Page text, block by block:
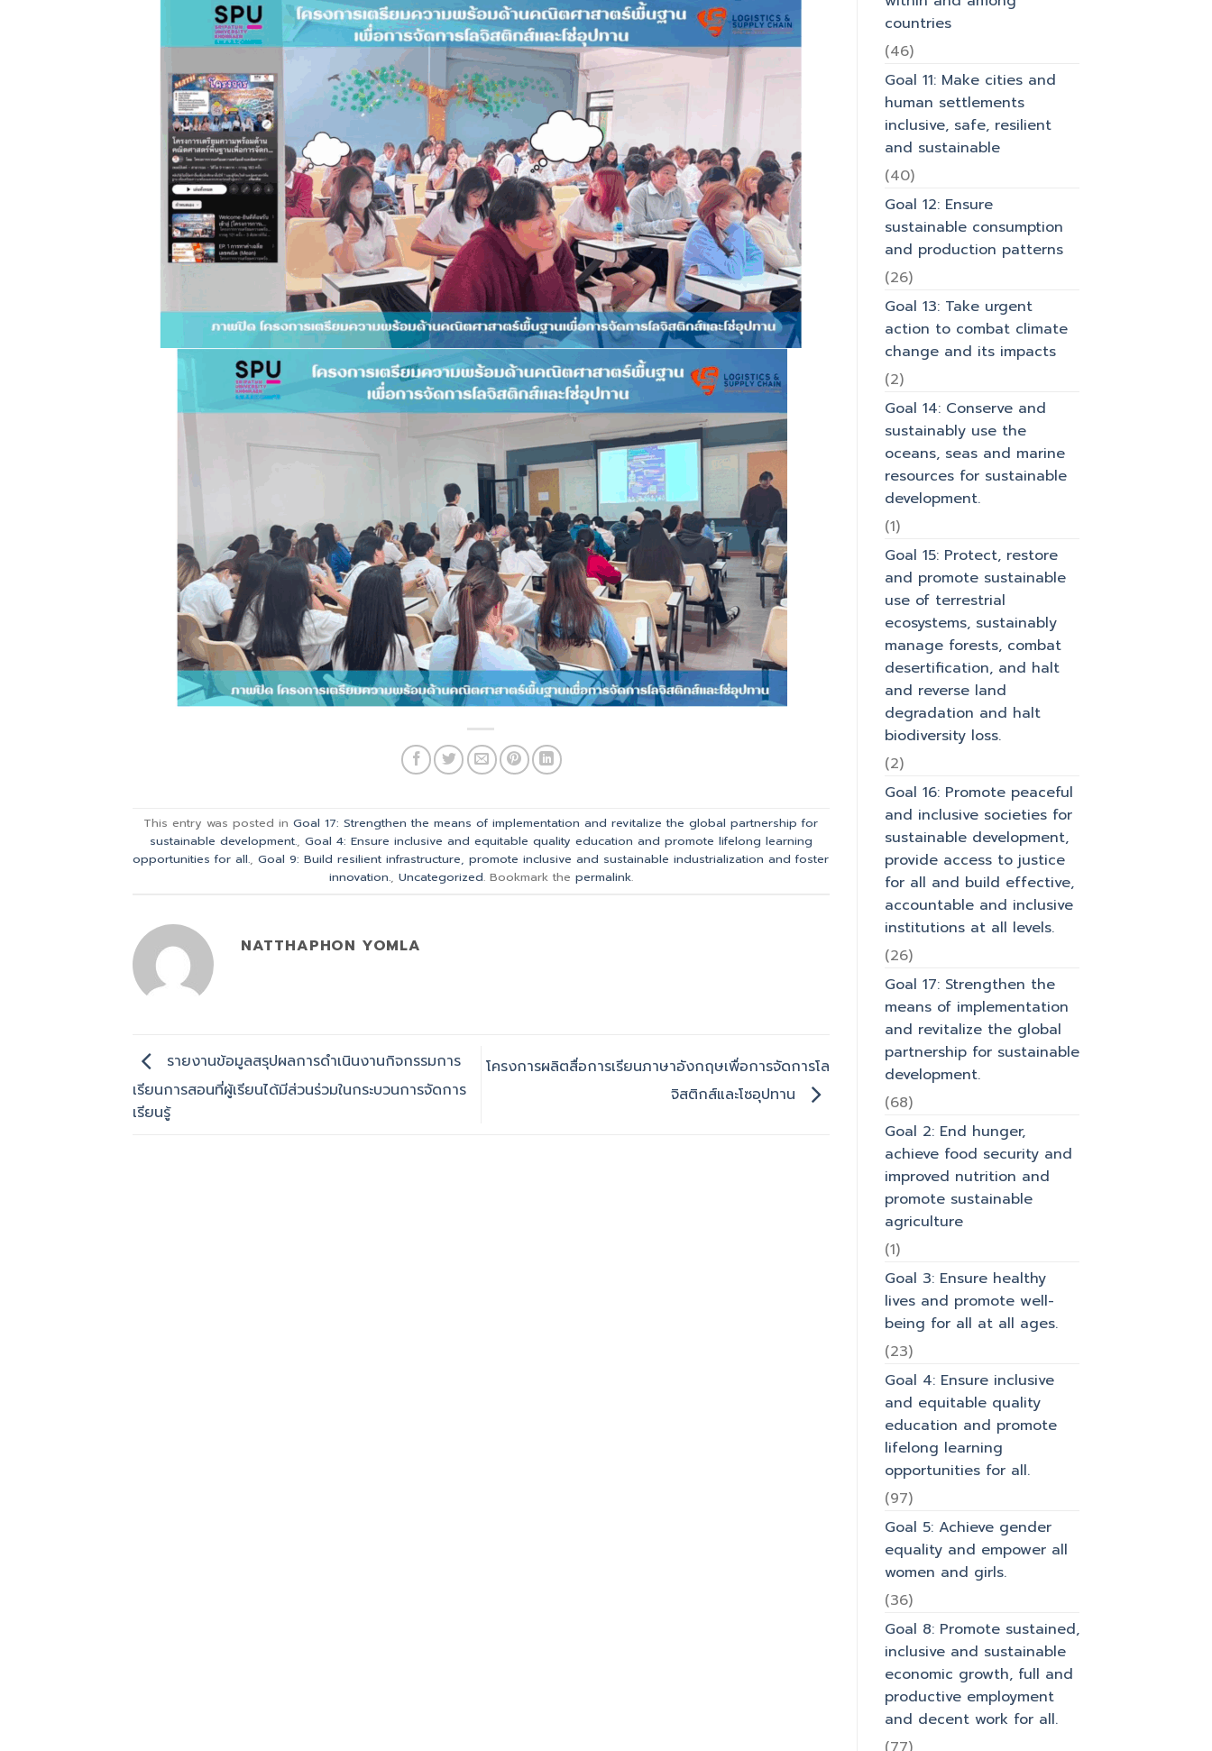
This entry was posted inGoal 17: Strengthen the means of implementation and revitalize the global partnership for
sustainable development., Goal 4: Ensure inclusive and equitable quality education and promote lifelong learning
opportunities for all.,Goal 9: Build resilient infrastructure, promote inclusive and sustainable industrialization and foster
innovation., Uncategorized. Bookmark the permalink.
NATTHAPHON YOMLA
รายงานข้อมูลสรุปผลการดำเนินงานกิจกรรมการ
เรียนการสอนที่ผู้เรียนได้มีส่วนร่วมในกระบวนการจัดการ
เรียนรู้
โครงการผลิตสื่อการเรียนภาษาอังกฤษเพื่อการจัดการโล
จิสติกส์และโซอุปทาน
countries
(46)
Goal 11: Make cities and
human settlements
inclusive, safe, resilient
and sustainable
(40)
Goal 12: Ensure
sustainable consumption
and production patterns
(26)
Goal 13: Take urgent
action to combat climate
change and its impacts
(2)
Goal 14: Conserve and
sustainably use the
oceans, seas and marine
resources for sustainable
development.
(1)
Goal 15: Protect, restore
and promote sustainable
use of terrestrial
ecosystems, sustainably
manage forests, combat
desertification, and halt
and reverse land
degradation and halt
biodiversity loss.
(2)
Goal 16: Promote peaceful
and inclusive societies for
sustainable development,
provide access to justice
for all and build effective,
accountable and inclusive
institutions at all levels.
(26)
Goal 17: Strengthen the
means of implementation
and revitalize the global
partnership for sustainable
development.
(68)
Goal 2: End hunger,
achieve food security and
improved nutrition and
promote sustainable
agriculture
(1)
Goal 3: Ensure healthy
lives and promote well-
being for all at all ages.
(23)
Goal 4: Ensure inclusive
and equitable quality
education and promote
lifelong learning
opportunities for all.
(97)
Goal 5: Achieve gender
equality and empower all
women and girls.
(36)
Goal 8: Promote sustained,
inclusive and sustainable
economic growth, full and
productive employment
and decent work for all.